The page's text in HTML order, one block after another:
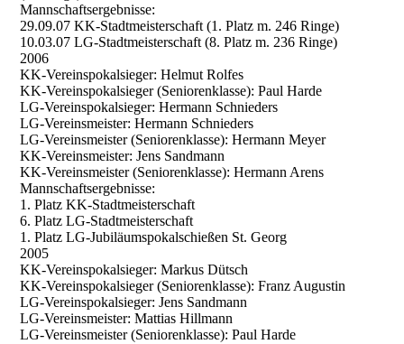
Mannschaftsergebnisse:
29.09.07 KK-Stadtmeisterschaft (1. Platz m. 246 Ringe)
10.03.07 LG-Stadtmeisterschaft (8. Platz m. 236 Ringe)
2006
KK-Vereinspokalsieger: Helmut Rolfes
KK-Vereinspokalsieger (Seniorenklasse): Paul Harde
LG-Vereinspokalsieger: Hermann Schnieders
LG-Vereinsmeister: Hermann Schnieders
LG-Vereinsmeister (Seniorenklasse): Hermann Meyer
KK-Vereinsmeister: Jens Sandmann
KK-Vereinsmeister (Seniorenklasse): Hermann Arens
Mannschaftsergebnisse:
1. Platz KK-Stadtmeisterschaft
6. Platz LG-Stadtmeisterschaft
1. Platz LG-Jubiläumspokalschießen St. Georg
2005
KK-Vereinspokalsieger: Markus Dütsch
KK-Vereinspokalsieger (Seniorenklasse): Franz Augustin
LG-Vereinspokalsieger: Jens Sandmann
LG-Vereinsmeister: Mattias Hillmann
LG-Vereinsmeister (Seniorenklasse): Paul Harde